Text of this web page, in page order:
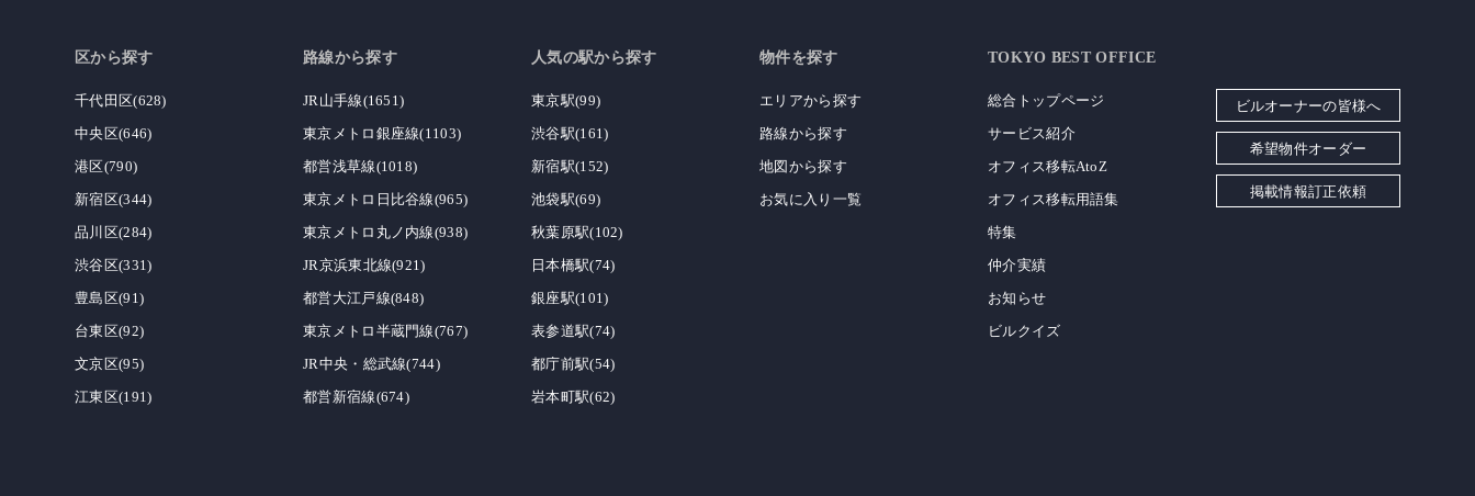
区から探す
千代田区(628)
中央区(646)
港区(790)
新宿区(344)
品川区(284)
渋谷区(331)
豊島区(91)
台東区(92)
文京区(95)
江東区(191)
路線から探す
JR山手線(1651)
東京メトロ銀座線(1103)
都営浅草線(1018)
東京メトロ日比谷線(965)
東京メトロ丸ノ内線(938)
JR京浜東北線(921)
都営大江戸線(848)
東京メトロ半蔵門線(767)
JR中央・総武線(744)
都営新宿線(674)
人気の駅から探す
東京駅(99)
渋谷駅(161)
新宿駅(152)
池袋駅(69)
秋葉原駅(102)
日本橋駅(74)
銀座駅(101)
表参道駅(74)
都庁前駅(54)
岩本町駅(62)
物件を探す
エリアから探す
路線から探す
地図から探す
お気に入り一覧
TOKYO BEST OFFICE
総合トップページ
サービス紹介
オフィス移転AtoZ
オフィス移転用語集
特集
仲介実績
お知らせ
ビルクイズ
ビルオーナーの皆様へ
希望物件オーダー
掲載情報訂正依頼